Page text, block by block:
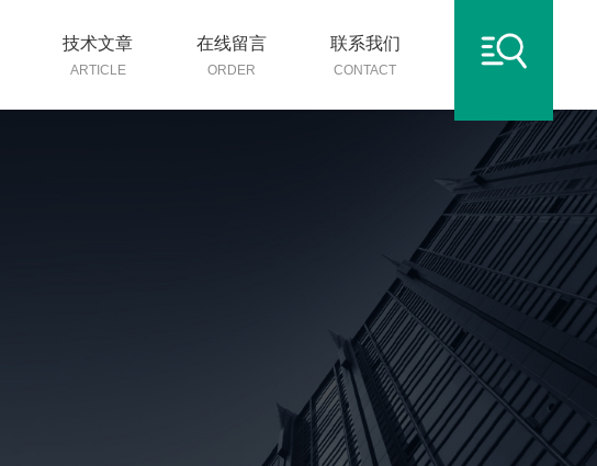
技术文章
ARTICLE
在线留言
ORDER
联系我们
CONTACT